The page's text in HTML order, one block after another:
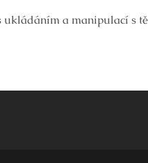
a manipulací s